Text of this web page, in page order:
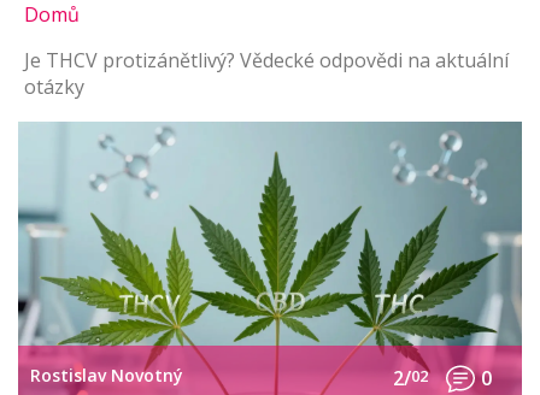
Domů
Je THCV protizánětlivý? Vědecké odpovědi na aktuální
otázky
Rostislav Novotný 2/02 0